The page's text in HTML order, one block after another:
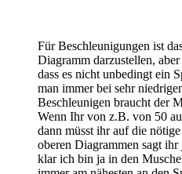
Für Beschleunigungen ist
Diagramm darzustellen,
dass es nicht unbedingt ein
man immer bei sehr
Beschleunigen braucht der
Wenn Ihr von z.B. von 50
dann müsst ihr auf die
oberen Diagrammen sagt
klar ich bin ja in den